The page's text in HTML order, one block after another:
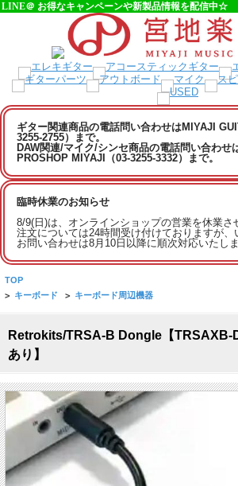
LINE＠ お得なキャンペーンや新製品情報を配信中☆
ギター関連商品の電話問い合わせはMIYAJI
3255-2755）まで。
DAW関連/マイク/シンセ商品の電話問い合わせ
PROSHOP MIYAJI（03-3255-3332）まで。
臨時休業のお知らせ
8/9(日)は、オンラインショップの営業を休業さ
注文については24時間受け付けておりますが
お問い合わせは8月10日以降に順次対応いたしま
TOP
> キーボード > キーボード周辺機器
Retrokits/TRSA-B Dongle【TRSAXB-
あり】